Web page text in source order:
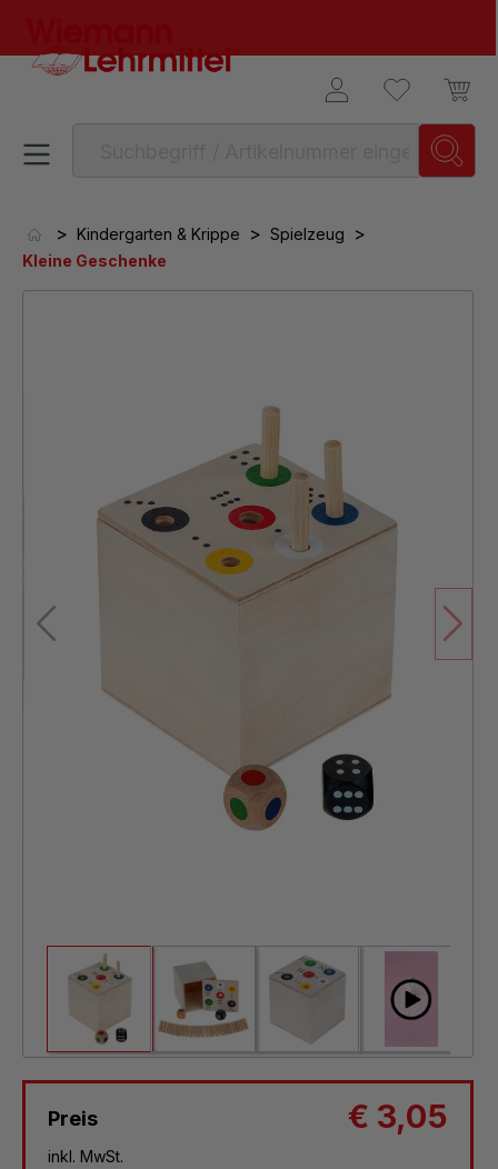
> Kindergarten & Krippe > Spielzeug >
Kleine Geschenke
Preis € 3,05
inkl. MwSt.